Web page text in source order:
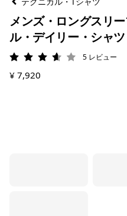
メンズ・ロングスリ
ル・デイリー・シャツ
評価: 3.6 / 5
5 レビュー
¥ 7,920